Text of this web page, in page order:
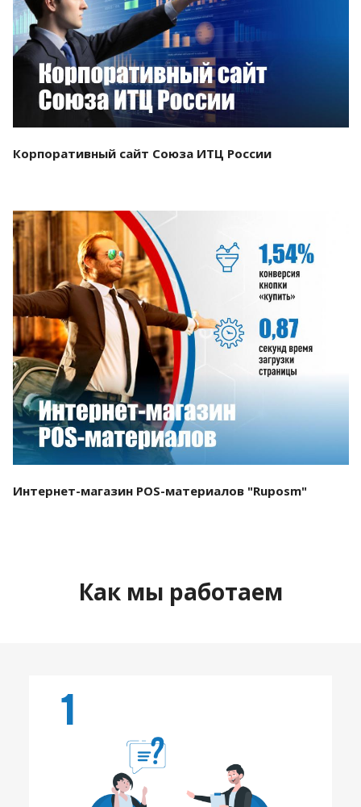
Смотреть проект
Корпоративный сайт Союза ИТЦ России
Смотреть проект
Интернет-магазин POS-материалов "Ruposm"
Как мы работаем
1